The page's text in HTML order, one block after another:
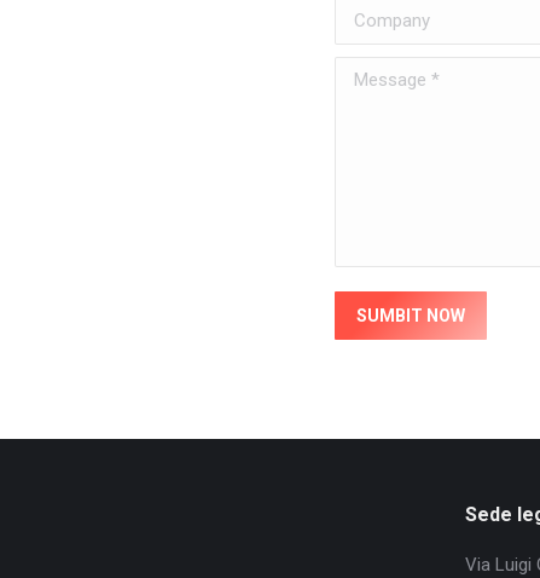
Company
Message *
SUMBIT NOW
Sede
Via Luigi